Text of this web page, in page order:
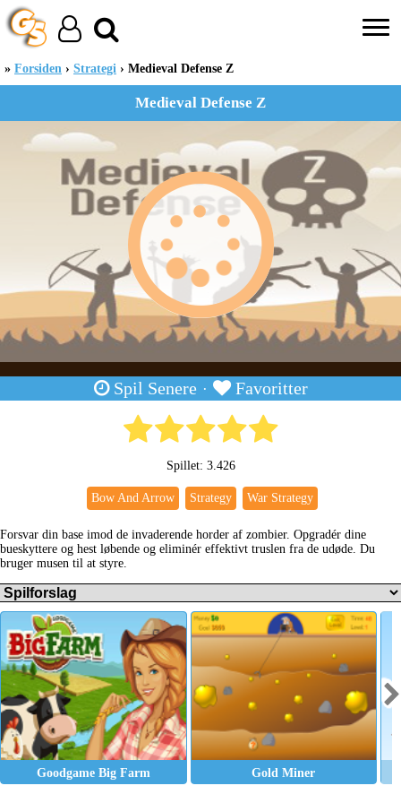
Forsiden Strategi Medieval Defense Z
Medieval Defense Z
Spil Senere · Favoritter
Spillet: 3.426
Bow And Arrow Strategy War Strategy
Forsvar din base imod de invaderende horder af zombier. Opgradér dine
bueskyttere og hest løbende og eliminér effektivt truslen fra de udøde. Du
bruger musen til at styre.
Goodgame Big Farm Gold Miner